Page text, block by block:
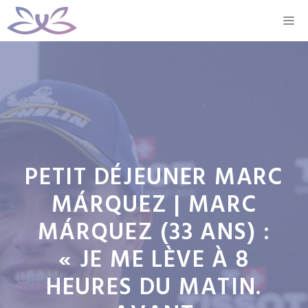
Aller
au
PETIT DÉJEUNER MARC
MÁRQUEZ | MARC
MÁRQUEZ (33 ANS) :
« JE ME LÈVE À 8
HEURES DU MATIN.